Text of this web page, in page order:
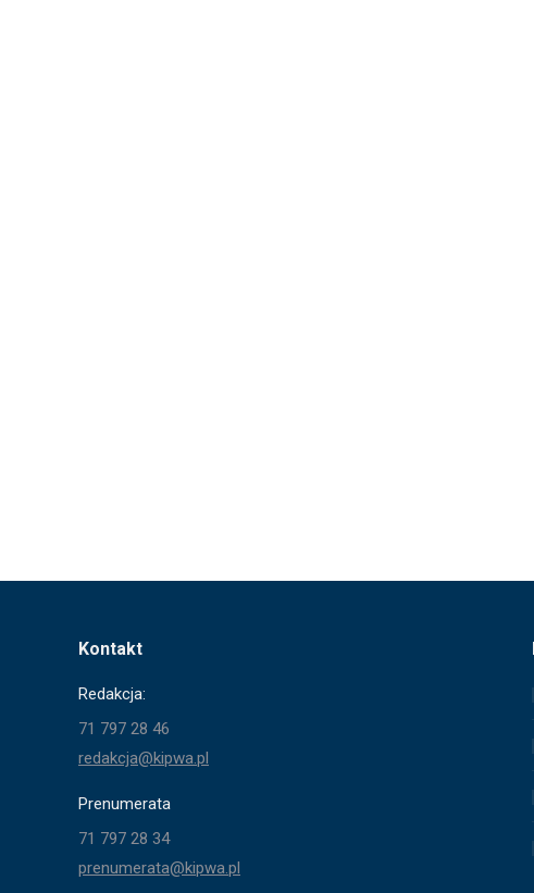
Kontakt
Redakcja:
71 797 28 46
redakcja@kipwa.pl
Prenumerata
71 797 28 34
prenumerata@kipwa.pl